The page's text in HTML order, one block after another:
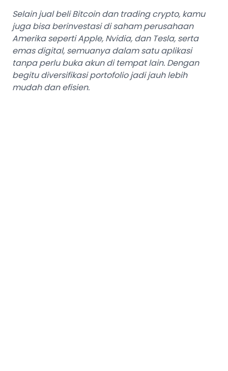
Selain jual beli Bitcoin dan trading crypto, kamu
juga bisa berinvestasi di saham perusahaan
Amerika seperti Apple, Nvidia, dan Tesla, serta
emas digital, semuanya dalam satu aplikasi
tanpa perlu buka akun di tempat lain. Dengan
begitu diversifikasi portofolio jadi jauh lebih
mudah dan efisien.